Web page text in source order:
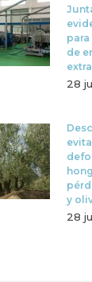
de
28
y
28